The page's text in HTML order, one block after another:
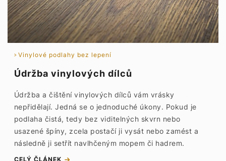
Vinylové podlahy bez lepení
Údržba vinylových dílců
Údržba a čištění vinylových dílců vám vrásky
nepřidělají. Jedná se o jednoduché úkony. Pokud je
podlaha čistá, tedy bez viditelných skvrn nebo
usazené špíny, zcela postačí ji vysát nebo zamést a
následně ji setřít navlhčeným mopem či hadrem.
CELÝ ČLÁNEK